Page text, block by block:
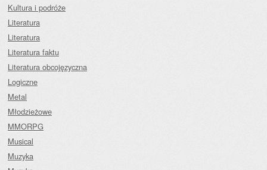
Kultura i podróże
Literatura
Literatura
Literatura faktu
Literatura obcojęzyczna
Logiczne
Metal
Młodzieżowe
MMORPG
Musical
Muzyka